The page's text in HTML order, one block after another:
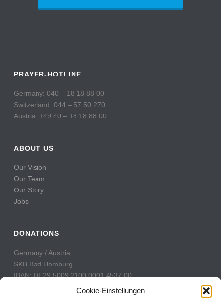
Cookie-Einstellungen
PRAYER-HOTLINE
Germany: 040 – 18 18 88 00
Switzerland: 044 – 57 50 270
Austria: +49 40 – 18 18 88 00
ABOUT US
Our Vision
Our Team
Our Story
Jobs
DONATIONS
Germany / Austria
SKB Bad Homburg
IBAN: DE29 5009 2100 0001 4537 00
BIC: GENODE51BH2